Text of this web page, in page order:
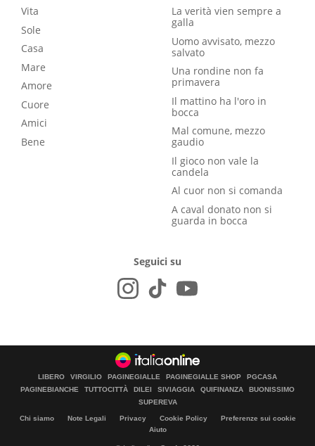
Vita
Sole
Casa
Mare
Amore
Cuore
Amici
Bene
La verità vien sempre a
galla
Uomo avvisato, mezzo
salvato
Una rondine non fa
primavera
Il mattino ha l'oro in
bocca
Mal comune, mezzo
gaudio
Il gioco non vale la
candela
Al cuor non si comanda
A caval donato non si
guarda in bocca
Seguici su
LIBERO VIRGILIO PAGINEGIALLE PAGINEGIALLE SHOP
PGCASA
PAGINEBIANCHE
TUTTOCITTÀ DILEI SIVIAGGIA QUIFINANZA
BUONISSIMO
SUPEREVA
Chi siamo Note Legali Privacy Cookie Policy
Preferenze sui cookie
Aiuto